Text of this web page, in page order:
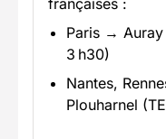
françaises :
Paris →
3 h30)
Nantes,
Plouharnel